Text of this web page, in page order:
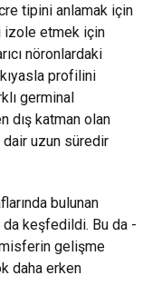
tipini anlamak için
izole etmek için
nöronlardaki
profilini
germinal
dış katman olan
dair uzun süredir
bulunan
da keşfedildi. Bu da -
gelişme
daha erken